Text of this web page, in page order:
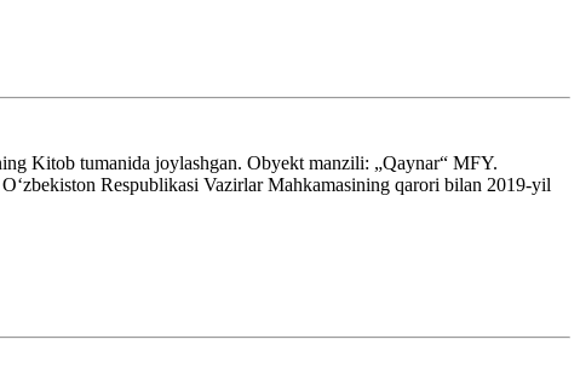
Kitob tumanida joylashgan. Obyekt manzili: „Qaynar“ MFY.
Respublikasi Vazirlar Mahkamasining qarori bilan 2019-yil